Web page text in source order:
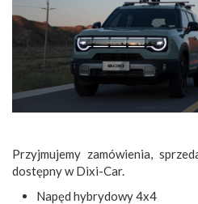
Przyjmujemy zamówienia,
dostępny w Dixi-Car.
Napęd hybrydowy 4x4